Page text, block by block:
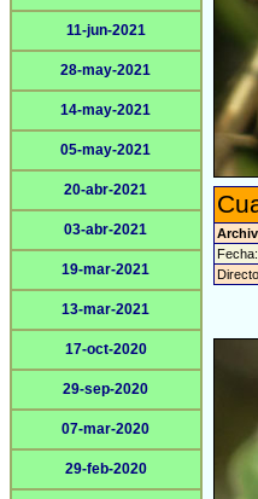
11-jun-2021
28-may-2021
14-may-2021
05-may-2021
20-abr-2021
03-abr-2021
19-mar-2021
13-mar-2021
17-oct-2020
29-sep-2020
07-mar-2020
29-feb-2020